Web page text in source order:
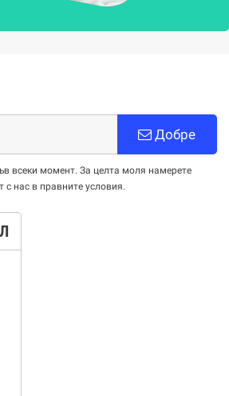
Добре
всеки момент. За целта моля намерете
нас в правните условия.